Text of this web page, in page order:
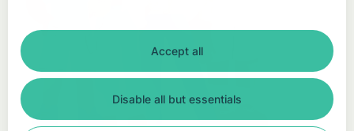
Accept all
Disable all but essentials